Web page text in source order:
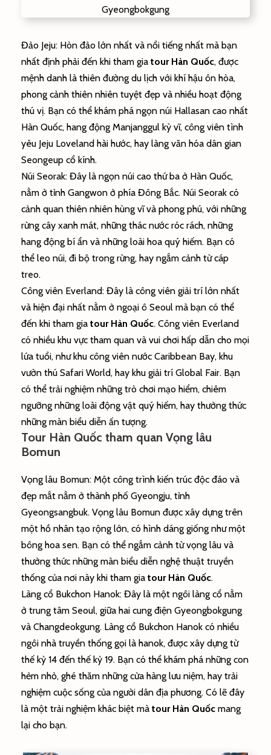
Gyeongbokgung
Đảo Jeju: Hòn đảo lớn nhất và nổi tiếng nhất mà bạn
nhất định phải đến khi tham gia tour Hàn Quốc, được
mệnh danh là thiên đường du lịch với khí hậu ôn hòa,
phong cảnh thiên nhiên tuyệt đẹp và nhiều hoạt động
thú vị. Bạn có thể khám phá ngọn núi Hallasan cao nhất
Hàn Quốc, hang động Manjanggul kỳ vĩ, công viên tình
yêu Jeju Loveland hài hước, hay làng văn hóa dân gian
Seongeup cổ kính.
Núi Seorak: Đây là ngọn núi cao thứ ba ở Hàn Quốc,
nằm ở tỉnh Gangwon ở phía Đông Bắc. Núi Seorak có
cảnh quan thiên nhiên hùng vĩ và phong phú, với những
rừng cây xanh mát, những thác nước róc rách, những
hang động bí ẩn và những loài hoa quý hiếm. Bạn có
thể leo núi, đi bộ trong rừng, hay ngắm cảnh từ cáp
treo.
Công viên Everland: Đây là công viên giải trí lớn nhất
và hiện đại nhất nằm ở ngoại ô Seoul mà bạn có thể
đến khi tham gia tour Hàn Quốc. Công viên Everland
có nhiều khu vực tham quan và vui chơi hấp dẫn cho mọi
lứa tuổi, như khu công viên nước Caribbean Bay, khu
vườn thú Safari World, hay khu giải trí Global Fair. Bạn
có thể trải nghiệm những trò chơi mạo hiểm, chiêm
ngưỡng những loài động vật quý hiếm, hay thưởng thức
những màn biểu diễn ấn tượng.
Tour Hàn Quốc tham quan Vọng lâu
Bomun
Vọng lâu Bomun: Một công trình kiến trúc độc đáo và
đẹp mắt nằm ở thành phố Gyeongju, tỉnh
Gyeongsangbuk. Vọng lâu Bomun được xây dựng trên
một hồ nhân tạo rộng lớn, có hình dáng giống như một
bông hoa sen. Bạn có thể ngắm cảnh từ vọng lâu và
thưởng thức những màn biểu diễn nghệ thuật truyền
thống của nơi này khi tham gia tour Hàn Quốc.
Làng cổ Bukchon Hanok: Đây là một ngôi làng cổ nằm
ở trung tâm Seoul, giữa hai cung điện Gyeongbokgung
và Changdeokgung. Làng cổ Bukchon Hanok có nhiều
ngôi nhà truyền thống gọi là hanok, được xây dựng từ
thế kỷ 14 đến thế kỷ 19. Bạn có thể khám phá những con
hẻm nhỏ, ghé thăm những cửa hàng lưu niệm, hay trải
nghiệm cuộc sống của người dân địa phương. Có lẽ đây
là một trải nghiệm khác biệt mà tour Hàn Quốc mang
lại cho bạn.